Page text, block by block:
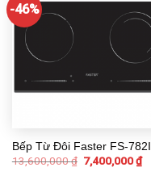
-46%
Bếp Từ Đôi Faster FS-782I
13,600,000₫ 7,400,000₫